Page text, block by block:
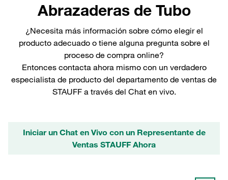
Abrazaderas de Tubo
¿Necesita más información sobre cómo elegir el
producto adecuado o tiene alguna pregunta sobre el
proceso de compra online?
Entonces contacta ahora mismo con un verdadero
especialista de producto del departamento de ventas de
STAUFF a través del Chat en vivo.
Iniciar un Chat en Vivo con un Representante de
Ventas STAUFF Ahora